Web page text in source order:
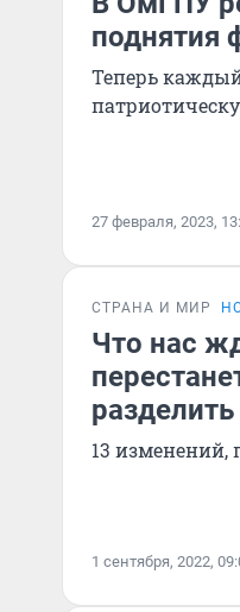
поднятия
Теперь
27 февраля, 2023,
СТРАНА И МИР
Что нас
13
1 сентября, 2022,